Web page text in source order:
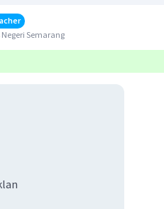
Semarang